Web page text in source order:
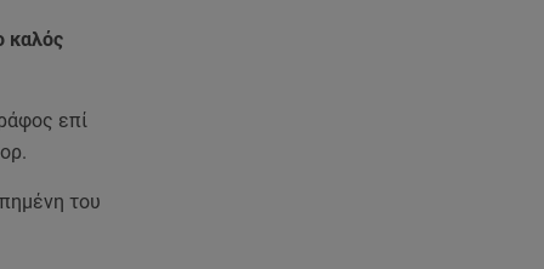
καλός
επί
του